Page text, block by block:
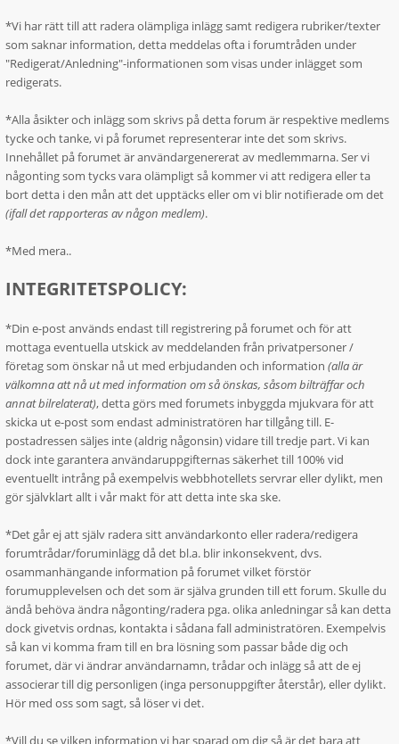
*Vi har rätt till att radera olämpliga inlägg samt redigera rubriker/texter
som saknar information, detta meddelas ofta i forumtråden under
"Redigerat/Anledning"-informationen som visas under inlägget som
redigerats.
*Alla åsikter och inlägg som skrivs på detta forum är respektive medlems
tycke och tanke, vi på forumet representerar inte det som skrivs.
Innehållet på forumet är användargenererat av medlemmarna. Ser vi
någonting som tycks vara olämpligt så kommer vi att redigera eller ta
bort detta i den mån att det upptäcks eller om vi blir notifierade om det
(ifall det rapporteras av någon medlem).
*Med mera..
INTEGRITETSPOLICY:
*Din e-post används endast till registrering på forumet och för att
mottaga eventuella utskick av meddelanden från privatpersoner /
företag som önskar nå ut med erbjudanden och information (alla är
välkomna att nå ut med information om så önskas, såsom bilträffar och
annat bilrelaterat), detta görs med forumets inbyggda mjukvara för att
skicka ut e-post som endast administratören har tillgång till. E-
postadressen säljes inte (aldrig någonsin) vidare till tredje part. Vi kan
dock inte garantera användaruppgifternas säkerhet till 100% vid
eventuellt intrång på exempelvis webbhotellets servrar eller dylikt, men
gör självklart allt i vår makt för att detta inte ska ske.
*Det går ej att själv radera sitt användarkonto eller radera/redigera
forumtrådar/foruminlägg då det bl.a. blir inkonsekvent, dvs.
osammanhängande information på forumet vilket förstör
forumupplevelsen och det som är själva grunden till ett forum. Skulle du
ändå behöva ändra någonting/radera pga. olika anledningar så kan detta
dock givetvis ordnas, kontakta i sådana fall administratören. Exempelvis
så kan vi komma fram till en bra lösning som passar både dig och
forumet, där vi ändrar användarnamn, trådar och inlägg så att de ej
associerar till dig personligen (inga personuppgifter återstår), eller dylikt.
Hör med oss som sagt, så löser vi det.
*Vill du se vilken information vi har sparad om dig så är det bara att